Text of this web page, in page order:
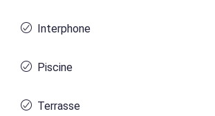
Interphone
Piscine
Terrasse